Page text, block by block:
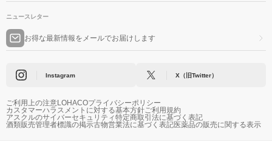
ニュースレター
お得な最新情報をメールでお届けします
Instagram X（旧Twitter）
ご利用上の注意LOHACOプライバシーポリシー
カスタマーハラスメントに対する基本方針ご利用規約
アスクルのサイバーセキュリティ特定商取引法に基づく表記
酒類販売管理者標識の掲示古物営業法に基づく表記医薬品の販売に関する表示